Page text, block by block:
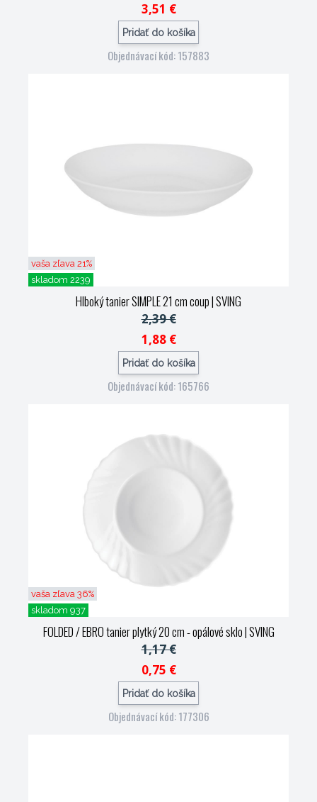
3,51 €
Pridať do košíka
Objednávací kód: 157883
vaša zľava 21%
skladom 2239
Hlboký tanier SIMPLE 21 cm coup| SVING
2,39 €
1,88 €
Pridať do košíka
Objednávací kód: 165766
vaša zľava 36%
skladom 937
FOLDED / EBRO tanier plytký 20 cm - opálové sklo| SVING
1,17 €
0,75 €
Pridať do košíka
Objednávací kód: 177306